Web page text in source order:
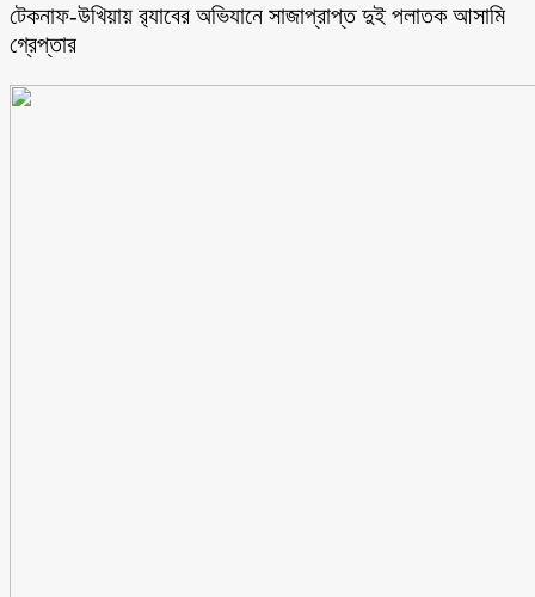
টেকনাফ-উখিয়ায় র‌্যাবের অভিযানে সাজাপ্রাপ্ত দুই পলাতক আসামি
গ্রেপ্তার